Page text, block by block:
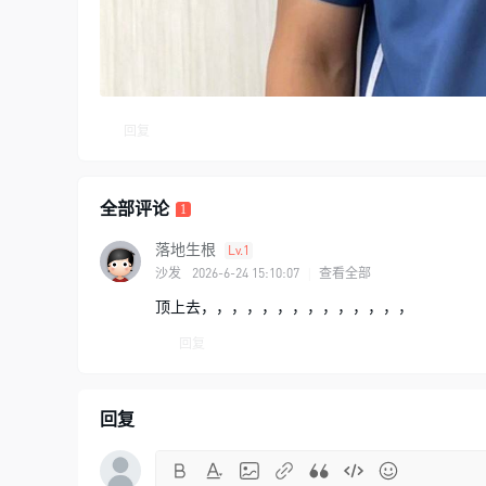
全部评论 1
落地生根 Lv.1
沙发 2026-6-24 15:10:07 查看全部
顶上去，，，，，，，，，，，，，，
回复